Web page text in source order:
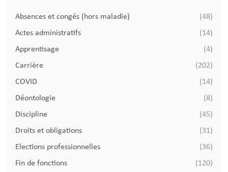
Thématiques
Absences et congés (hors maladie)
(48)
Actes administratifs
(14)
Apprentisage
(4)
Carrière
(202)
COVID
(14)
Déontologie
(8)
Discipline
(45)
Droits et obligations
(31)
Elections professionnelles
(36)
Fin de fonctions
(120)